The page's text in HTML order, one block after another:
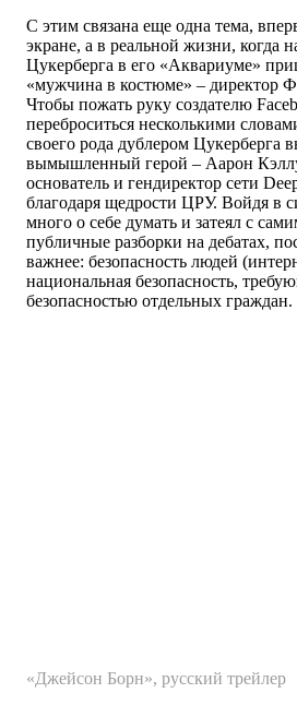
С этим связана еще одна тема,
экране, а в реальной жизни, когда
Цукерберга в его «Аквариуме»
«мужчина в костюме» – директор
Чтобы пожать руку создателю
переброситься несколькими
своего рода дублером Цукерберга
вымышленный герой – Аарон
основатель и гендиректор сети
благодаря щедрости ЦРУ. Войдя в
много о себе думать и затеял с
публичные разборки на дебатах,
важнее: безопасность людей
национальная безопасность,
безопасностью отдельных граждан.
«Джейсон Борн», русский трейлер